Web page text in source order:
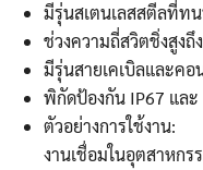
มีรุ่นสเตนเลสสตีลที่ท
ช่วงความถี่สวิตชิ่งสูงถึ
มีรุ่นสายเคเบิลและคอ
พิกัดป้องกัน IP67 และ
ตัวอย่างการใช้งาน:
งานเชื่อมในอุตสาหกร